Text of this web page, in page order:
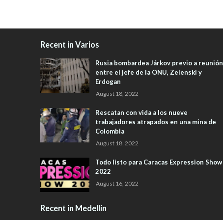
Recent in Varios
Rusia bombardea Járkov previo a reunión
entre el jefe de la ONU, Zelenski y
Erdogan
August 18, 2022
Rescatan con vida a los nueve
trabajadores atrapados en una mina de
Colombia
August 18, 2022
Todo listo para Caracas Expression Show
2022
August 16, 2022
Recent in Medellín